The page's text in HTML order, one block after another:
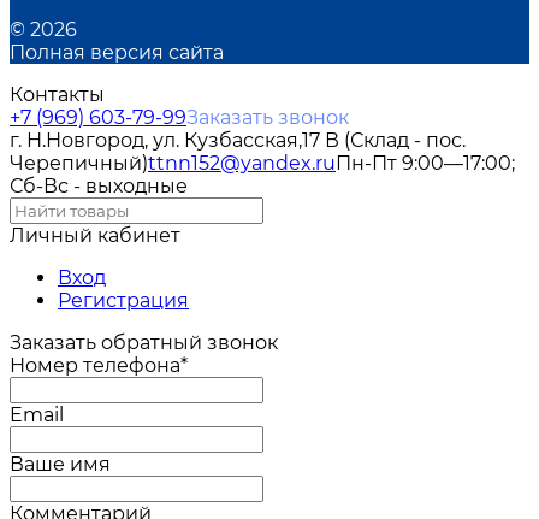
© 2026
Полная версия сайта
Контакты
+7 (969) 603-79-99Заказать звонок
г. Н.Новгород, ул. Кузбасская,17 В (Склад - пос.
Черепичный)ttnn152@yandex.ruПн-Пт 9:00—17:00;
Сб-Вс - выходные
Личный кабинет
Вход
Регистрация
Заказать обратный звонок
Номер телефона*
Email
Ваше имя
Комментарий